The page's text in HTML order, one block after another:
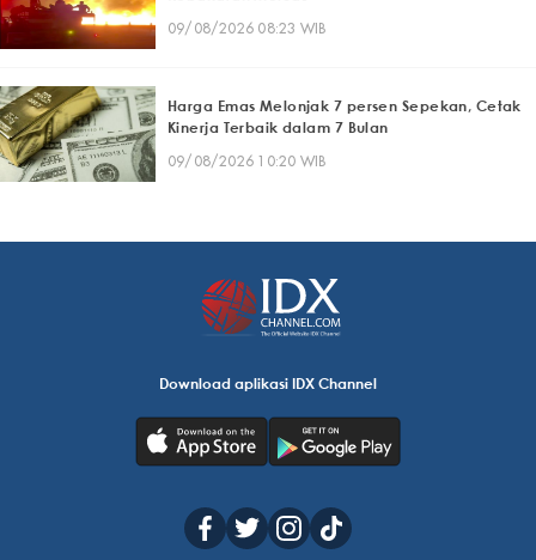
09/08/2026 08:23 WIB
Harga Emas Melonjak 7 persen Sepekan, Cetak
Kinerja Terbaik dalam 7 Bulan
09/08/2026 10:20 WIB
Download aplikasi IDX Channel